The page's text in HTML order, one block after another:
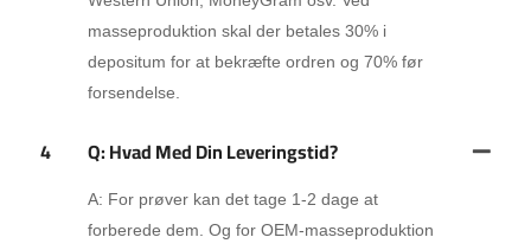
masseproduktion skal der betales 30% i
depositum for at bekræfte ordren og 70% før
forsendelse.
4 Q: Hvad Med Din Leveringstid?
A: For prøver kan det tage 1-2 dage at
forberede dem. Og for OEM-masseproduktion